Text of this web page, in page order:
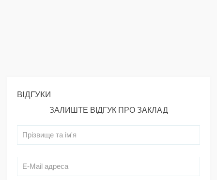
ВІДГУКИ
ЗАЛИШТЕ ВІДГУК ПРО ЗАКЛАД